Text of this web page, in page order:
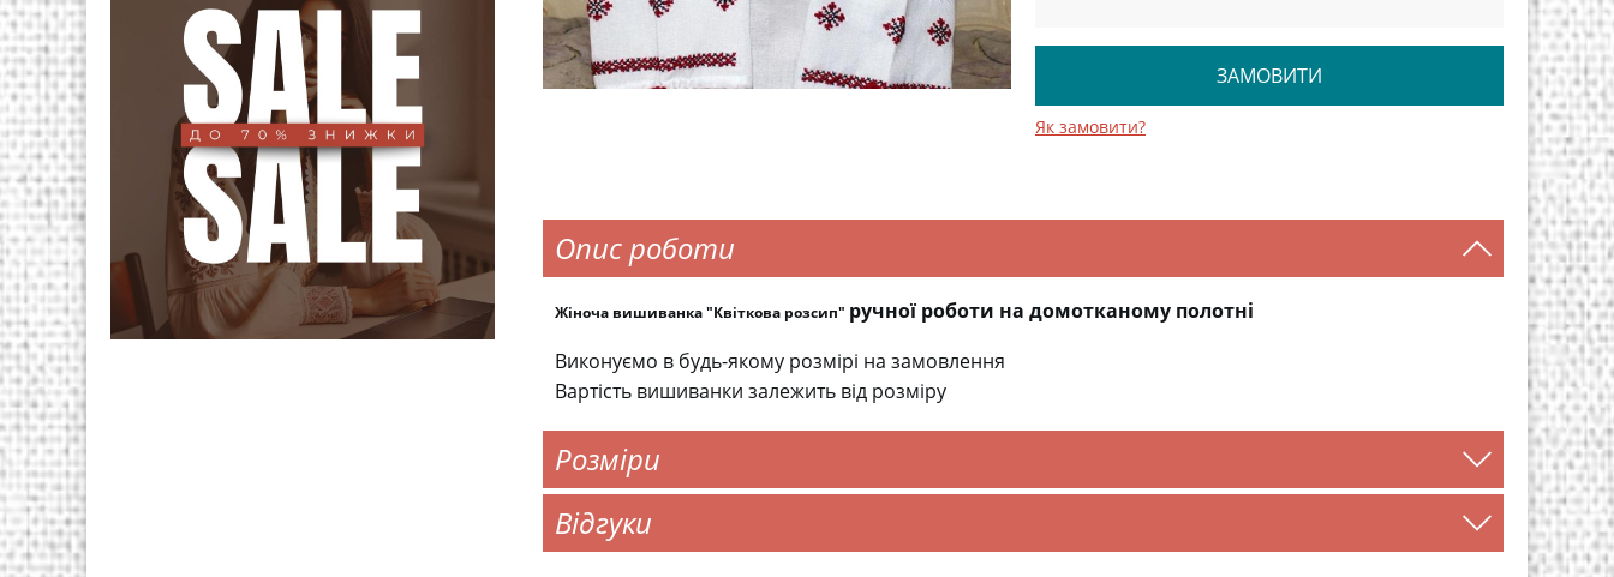
ЗАМОВИТИ
Як замовити?
Опис роботи
Жіноча вишиванка "Квіткова розсип" ручної роботи на домотканому полотні
Виконуємо в будь-якому розмірі на замовлення
Вартість вишиванки залежить від розміру
Розміри
Відгуки